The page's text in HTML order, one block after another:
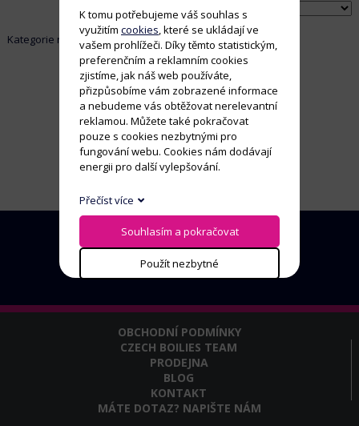
Řadit dle:
Kategorie neobsahuje žádné aktivní položky
OBCHODNÍ PODMÍNKY
CZECH BOILIES TEAM
PRODEJNA
BLOG
KONTAKT
MÁTE DOTAZ? NAPIŠTE NÁM
K tomu potřebujeme váš souhlas s
využitím cookies , které se ukládají ve
vašem prohlížeči. Díky těmto statistickým,
preferenčním a reklamním cookies
zjistíme, jak náš web používáte,
přizpůsobíme vám zobrazené informace
a nebudeme vás obtěžovat nerelevantní
reklamou. Můžete také pokračovat
pouze s cookies nezbytnými pro
fungování webu. Cookies nám dodávají
energii pro další vylepšování.
Přečíst více
Souhlasím a pokračovat
Použít nezbytné